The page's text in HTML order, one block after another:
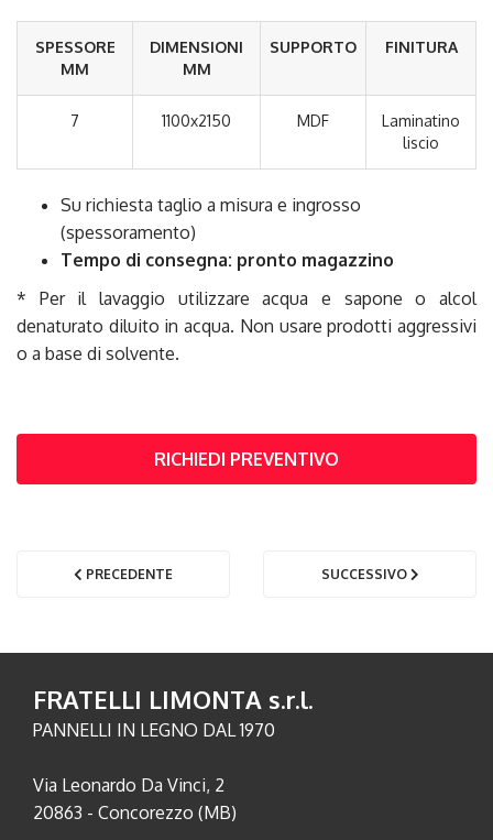
SPESSORE
MM
DIMENSIONI
MM
SUPPORTO FINITURA
7 1100x2150 MDF
Laminatino
liscio
Su richiesta taglio a misura e ingrosso
(spessoramento)
Tempo di consegna: pronto magazzino
* Per il lavaggio utilizzare acqua e sapone o alcol
denaturato diluito in acqua. Non usare prodotti aggressivi
o a base di solvente.
RICHIEDI PREVENTIVO
PRECEDENTE SUCCESSIVO
FRATELLI LIMONTA s.r.l.
PANNELLI IN LEGNO DAL 1970
Via Leonardo Da Vinci, 2
20863 - Concorezzo (MB)